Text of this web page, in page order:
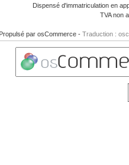
Dispensé d'immatriculation en
TVA non
Propulsé par osCommerce - Traduction :